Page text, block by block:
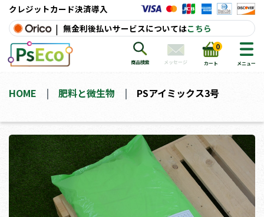
クレジットカード決済導入
| 無金利後払いサービスについてはこちら
商品検索 メッセージ カート
0
メニュー
HOME 肥料と微生物 PSアイミックス3号